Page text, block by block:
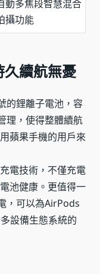
動多焦段智慧混合
攝功能
續航無憂
的鋰離子電池，容
理，使得整體續航
蘋果手機的用戶來
電技術，不僅充電
池健康。更值得一
，可以為AirPods
設備生態系統的